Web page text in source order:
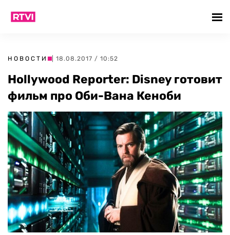
НОВОСТИ | 18.08.2017 / 10:52
Hollywood Reporter: Disney готовит
фильм про Оби-Вана Кеноби